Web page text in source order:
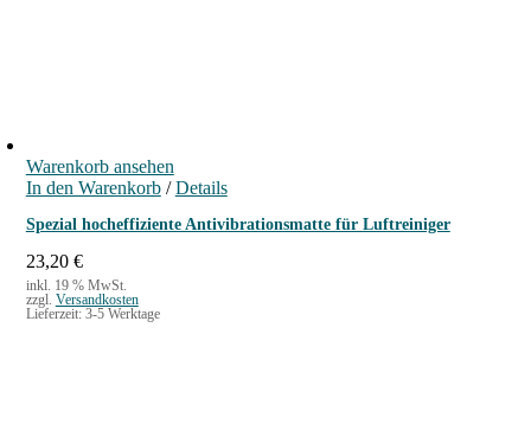
Warenkorb ansehen
In den Warenkorb / Details
Spezial hocheffiziente Antivibrationsmatte für Luftreiniger
23,20 €
inkl. 19 % MwSt.
zzgl. Versandkosten
Lieferzeit: 3-5 Werktage